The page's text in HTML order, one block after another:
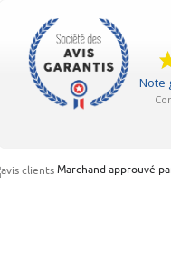
Marchand approuvé